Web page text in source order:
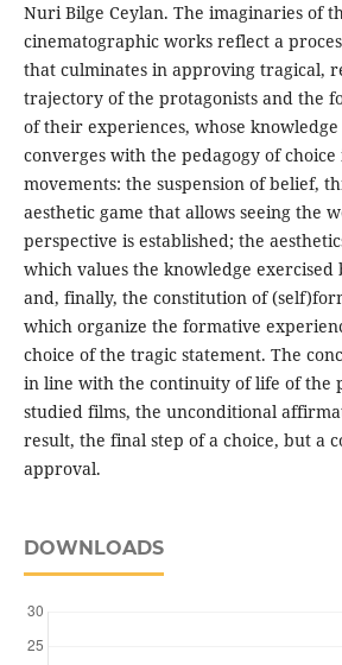
Nuri Bilge Ceylan. The imaginaries of
cinematographic works reflect a
that culminates in approving tragical,
trajectory of the protagonists and the
of their experiences, whose
converges with the pedagogy of
movements: the suspension of belief,
aesthetic game that allows seeing the
perspective is established; the
which values the knowledge
and, finally, the constitution of
which organize the formative
choice of the tragic statement. The
in line with the continuity of life of the
studied films, the unconditional
result, the final step of a choice, but a
approval.
DOWNLOADS